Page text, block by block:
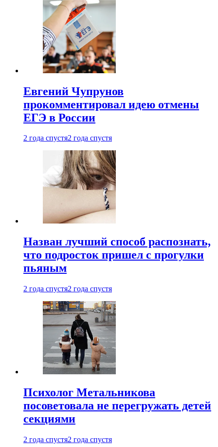
Евгений Чупрунов
прокомментировал идею отмены
ЕГЭ в России
2 года спустя2 года спустя
Назван лучший способ распознать,
что подросток пришел с прогулки
пьяным
2 года спустя2 года спустя
Психолог Метальникова
посоветовала не перегружать детей
секциями
2 года спустя2 года спустя